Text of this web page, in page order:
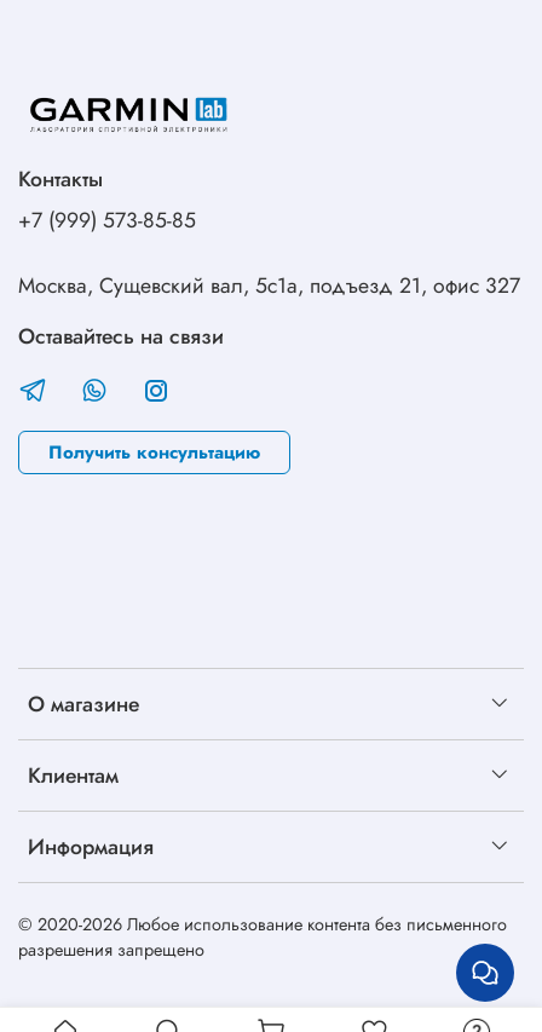
О магазине
Клиентам
Информация
Контакты
+7 (999) 573-85-85
Москва, Сущевский вал, 5с1а, подъезд 21, офис 327
Оставайтесь на связи
Получить консультацию
© 2020-2026 Любое использование контента без письменного
разрешения запрещено